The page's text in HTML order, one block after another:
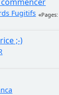
Fugitifs Pages
;-)